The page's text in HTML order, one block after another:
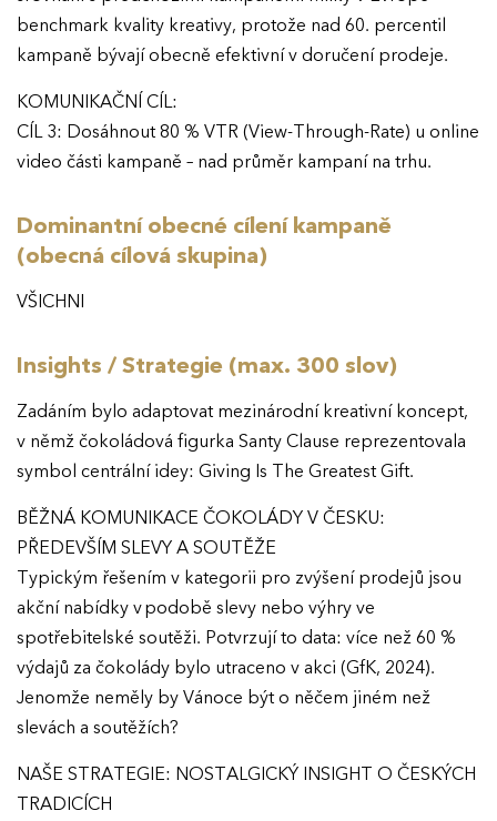
benchmark kvality kreativy, protože nad 60. percentil
kampaně bývají obecně efektivní v doručení prodeje.
KOMUNIKAČNÍ CÍL:
CÍL 3: Dosáhnout 80 % VTR (View-Through-Rate) u online
video části kampaně – nad průměr kampaní na trhu.
Dominantní obecné cílení kampaně
(obecná cílová skupina)
VŠICHNI
Insights / Strategie (max. 300 slov)
Zadáním bylo adaptovat mezinárodní kreativní koncept,
v němž čokoládová figurka Santy Clause reprezentovala
symbol centrální idey: Giving Is The Greatest Gift.
BĚŽNÁ KOMUNIKACE ČOKOLÁDY V ČESKU:
PŘEDEVŠÍM SLEVY A SOUTĚŽE
Typickým řešením v kategorii pro zvýšení prodejů jsou
akční nabídky v podobě slevy nebo výhry ve
spotřebitelské soutěži. Potvrzují to data: více než 60 %
výdajů za čokolády bylo utraceno v akci (GfK, 2024).
Jenomže neměly by Vánoce být o něčem jiném než
slevách a soutěžích?
NAŠE STRATEGIE: NOSTALGICKÝ INSIGHT O ČESKÝCH
TRADICÍCH